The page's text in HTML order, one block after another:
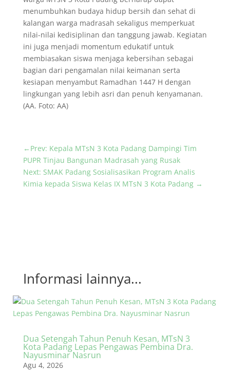
menumbuhkan budaya hidup bersih dan sehat di
kalangan warga madrasah sekaligus memperkuat
nilai-nilai kedisiplinan dan tanggung jawab. Kegiatan
ini juga menjadi momentum edukatif untuk
membiasakan siswa menjaga kebersihan sebagai
bagian dari pengamalan nilai keimanan serta
kesiapan menyambut Ramadhan 1447 H dengan
lingkungan yang lebih asri dan penuh kenyamanan.
(AA. Foto: AA)
← Prev: Kepala MTsN 3 Kota Padang Dampingi Tim
PUPR Tinjau Bangunan Madrasah yang Rusak
Next: SMAK Padang Sosialisasikan Program Analis
Kimia kepada Siswa Kelas IX MTsN 3 Kota Padang→
Informasi lainnya...
Dua Setengah Tahun Penuh Kesan, MTsN 3
Kota Padang Lepas Pengawas Pembina Dra.
Nayusminar Nasrun
Agu 4, 2026